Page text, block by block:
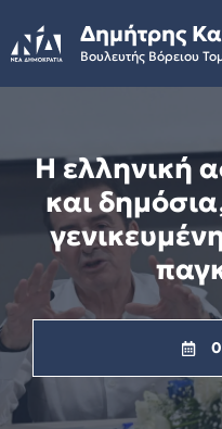
to
content
Δημήτρης
Βουλευτής Βόρειου
Η ελληνική
και